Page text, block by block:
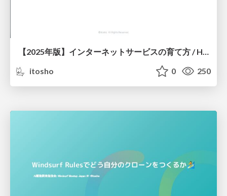
【2025年版】インターネットサービスの育て方 / How to Grow and Scale Internet Services 2025
itosho
0 250